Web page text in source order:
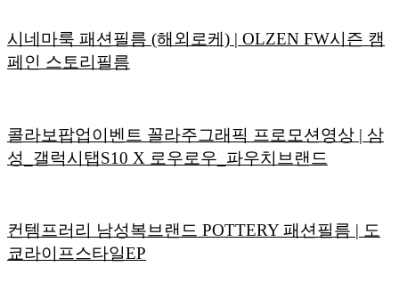
시네마룩 패션필름 (해외로케) | OLZEN FW시즌 캠
페인 스토리필름
콜라보팝업이벤트 꼴라주그래픽 프로모션영상 | 삼
성_갤럭시탭S10 X 로우로우_파우치브랜드
컨템프러리 남성복브랜드 POTTERY 패션필름 | 도
쿄라이프스타일EP